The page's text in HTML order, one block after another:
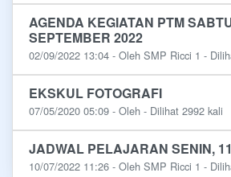
AGENDA KEGIATAN PTM
SEPTEMBER 2022
02/09/2022 13:04 - Oleh SMP Ricci 1 -
EKSKUL FOTOGRAFI
07/05/2020 05:09 - Oleh - Dilihat 2992 kali
JADWAL PELAJARAN SENIN,
10/07/2022 11:26 - Oleh SMP Ricci 1 -